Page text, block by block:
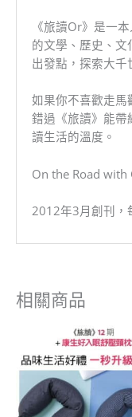
《旅讀Or》是一
的文學、歷史、
出發點，探索大千
如果你不喜歡走馬
錯過《旅讀》能帶
讀生活的溫度。
On the Road with
2012年3月創刊，
相關商品
原
始
價
格：
NT$3,980。
前
價